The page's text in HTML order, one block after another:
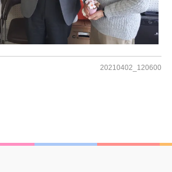
20210402_120600